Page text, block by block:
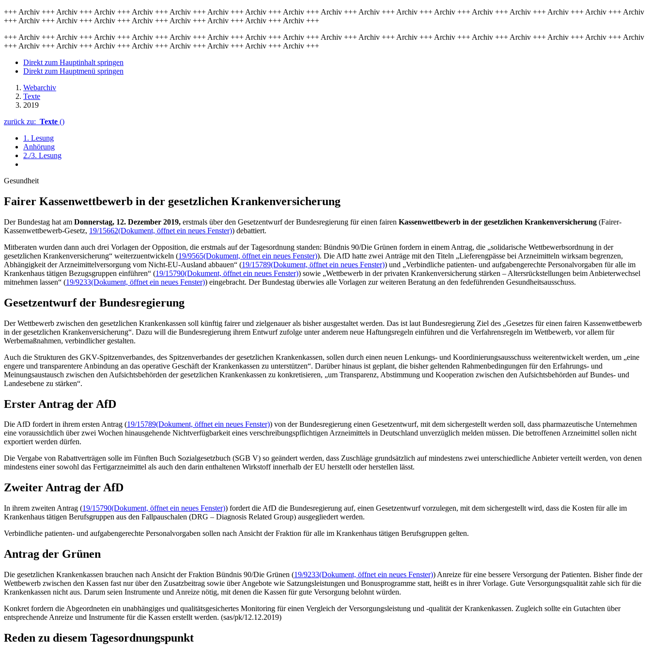
+++ Archiv +++ Archiv +++ Archiv +++ Archiv +++ Archiv +++ Archiv +++ Archiv +++ Archiv +++ Archiv +++ Archiv +++ Archiv +++ Archiv +++ Archiv +++ Archiv +++ Archiv +++ Archiv +++ Archiv
+++ Archiv +++ Archiv +++ Archiv +++ Archiv +++ Archiv +++ Archiv +++ Archiv +++ Archiv +++
+++ Archiv +++ Archiv +++ Archiv +++ Archiv +++ Archiv +++ Archiv +++ Archiv +++ Archiv +++ Archiv +++ Archiv +++ Archiv +++ Archiv +++ Archiv +++ Archiv +++ Archiv +++ Archiv +++ Archiv
+++ Archiv +++ Archiv +++ Archiv +++ Archiv +++ Archiv +++ Archiv +++ Archiv +++ Archiv +++
Direkt zum Hauptinhalt springen
Direkt zum Hauptmenü springen
Webarchiv
Texte
2019
zurück zu: Texte ()
1. Lesung
Anhörung
2./3. Lesung
Gesundheit
Fairer Kassenwettbewerb in der gesetzlichen Kranken­versicherung
Der Bundestag hat am Donnerstag, 12. Dezember 2019, erstmals über den Gesetzentwurf der Bundesregierung für einen fairen Kassenwettbewerb in der gesetzlichen Krankenversicherung (Fairer-
Kassenwettbewerb-Gesetz, 19/15662(Dokument, öffnet ein neues Fenster)) debattiert.
Mitberaten wurden dann auch drei Vorlagen der Opposition, die erstmals auf der Tagesordnung standen: Bündnis 90/Die Grünen fordern in einem Antrag, die „solidarische Wettbewerbsordnung in der
gesetzlichen Krankenversicherung“ weiterzuentwickeln (19/9565(Dokument, öffnet ein neues Fenster)). Die AfD hatte zwei Anträge mit den Titeln „Lieferengpässe bei Arzneimitteln wirksam begrenzen,
Abhängigkeit der Arzneimittelversorgung vom Nicht-EU-Ausland abbauen“ (19/15789(Dokument, öffnet ein neues Fenster)) und „Verbindliche patienten- und aufgabengerechte Personalvorgaben für alle im
Krankenhaus tätigen Bezugsgruppen einführen“ (19/15790(Dokument, öffnet ein neues Fenster)) sowie „Wettbewerb in der privaten Krankenversicherung stärken – Altersrückstellungen beim Anbieterwechsel
mitnehmen lassen“ (19/9233(Dokument, öffnet ein neues Fenster)) eingebracht. Der Bundestag überwies alle Vorlagen zur weiteren Beratung an den fedeführenden Gesundheitsausschuss.
Gesetzentwurf der Bundesregierung
Der Wettbewerb zwischen den gesetzlichen Krankenkassen soll künftig fairer und zielgenauer als bisher ausgestaltet werden. Das ist laut Bundesregierung Ziel des „Gesetzes für einen fairen Kassenwettbewerb
in der gesetzlichen Krankenversicherung“. Dazu will die Bundesregierung ihrem Entwurf zufolge unter anderem neue Haftungsregeln einführen und die Verfahrensregeln im Wettbewerb, vor allem für
Werbemaßnahmen, verbindlicher gestalten.
Auch die Strukturen des GKV-Spitzenverbandes, des Spitzenverbandes der gesetzlichen Krankenkassen, sollen durch einen neuen Lenkungs- und Koordinierungsausschuss weiterentwickelt werden, um „eine
engere und transparentere Anbindung an das operative Geschäft der Krankenkassen zu unterstützen“. Darüber hinaus ist geplant, die bisher geltenden Rahmenbedingungen für den Erfahrungs- und
Meinungsaustausch zwischen den Aufsichtsbehörden der gesetzlichen Krankenkassen zu konkretisieren, „um Transparenz, Abstimmung und Kooperation zwischen den Aufsichtsbehörden auf Bundes- und
Landesebene zu stärken“.
Erster Antrag der AfD
Die AfD fordert in ihrem ersten Antrag (19/15789(Dokument, öffnet ein neues Fenster)) von der Bundesregierung einen Gesetzentwurf, mit dem sichergestellt werden soll, dass pharmazeutische Unternehmen
eine voraussichtlich über zwei Wochen hinausgehende Nichtverfügbarkeit eines verschreibungspflichtigen Arzneimittels in Deutschland unverzüglich melden müssen. Die betroffenen Arzneimittel sollen nicht
exportiert werden dürfen.
Die Vergabe von Rabattverträgen solle im Fünften Buch Sozialgesetzbuch (SGB V) so geändert werden, dass Zuschläge grundsätzlich auf mindestens zwei unterschiedliche Anbieter verteilt werden, von denen
mindestens einer sowohl das Fertigarzneimittel als auch den darin enthaltenen Wirkstoff innerhalb der EU herstellt oder herstellen lässt.
Zweiter Antrag der AfD
In ihrem zweiten Antrag (19/15790(Dokument, öffnet ein neues Fenster)) fordert die AfD die Bundesregierung auf, einen Gesetzentwurf vorzulegen, mit dem sichergestellt wird, dass die Kosten für alle im
Krankenhaus tätigen Berufsgruppen aus den Fallpauschalen (DRG – Diagnosis Related Group) ausgegliedert werden.
Verbindliche patienten- und aufgabengerechte Personalvorgaben sollen nach Ansicht der Fraktion für alle im Krankenhaus tätigen Berufsgruppen gelten.
Antrag der Grünen
Die gesetzlichen Krankenkassen brauchen nach Ansicht der Fraktion Bündnis 90/Die Grünen (19/9233(Dokument, öffnet ein neues Fenster)) Anreize für eine bessere Versorgung der Patienten. Bisher finde der
Wettbewerb zwischen den Kassen fast nur über den Zusatzbeitrag sowie über Angebote wie Satzungsleistungen und Bonusprogramme statt, heißt es in ihrer Vorlage. Gute Versorgungsqualität zahle sich für die
Krankenkassen nicht aus. Darum seien Instrumente und Anreize nötig, mit denen die Kassen für gute Versorgung belohnt würden.
Konkret fordern die Abgeordneten ein unabhängiges und qualitätsgesichertes Monitoring für einen Vergleich der Versorgungsleistung und -qualität der Krankenkassen. Zugleich sollte ein Gutachten über
entsprechende Anreize und Instrumente für die Kassen erstellt werden. (sas/pk/12.12.2019)
Reden zu diesem Tagesordnungspunkt